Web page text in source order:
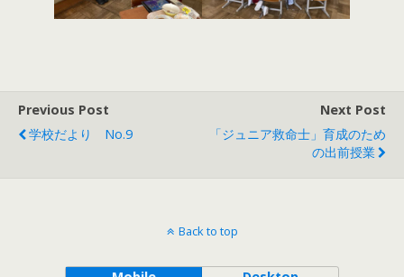
Previous Post
学校だより No.9
Next Post
「ジュニア救命士」育成のため
の出前授業
Back to top